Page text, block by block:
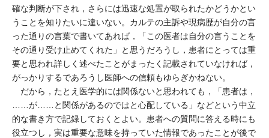
確な判断が下され，さらには迅速な処置が取られたかどうかとい
うことを知りたいに違いない。カルテの主訴や現病歴が自分の言
った通りの言葉で書いてあれば，「この医者は自分の言うことを
その通り受け止めてくれた」と思うだろうし，患者にとっては重
要と思われ詳しく述べたことがまったく記載されていなければ，
がっかりするであろうし医師への信頼もゆらぎかねない。
だから，たとえ医学的には関係ないと思われても，「患者は，
……が……と関係があるのではと心配している」などという中立
的な書き方で記録しておくとよい。患者への質問に答える時にも
役立つし，実は重要な意味を持っていた情報であったことが後で